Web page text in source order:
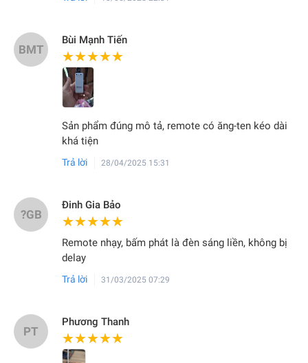
BMT
Bùi Mạnh Tiến
★★★★★
★★★★★
Sản phẩm đúng mô tả, remote có ăng-ten kéo dài
khá tiện
Trả lời 28/04/2025 15:31
?GB
Đinh Gia Bảo
★★★★★
★★★★★
Remote nhạy, bấm phát là đèn sáng liền, không bị
delay
Trả lời 31/03/2025 07:29
PT
Phương Thanh
★★★★★
★★★★★